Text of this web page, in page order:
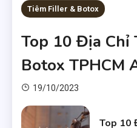
Tiêm Filler & Botox
Top 10 Địa Chỉ
Botox TPHCM
19/10/2023
Top 10